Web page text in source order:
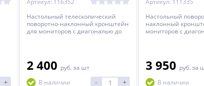
+
Артикул: 116352
Настольный телескопический
поворотно-наклонный кронштейн
для мониторов с диагональю до
2 400 руб. за шт
В наличии
- +
Артикул: 111335
Настольный
наклонный
мониторов с
3 950 руб. за
В наличии